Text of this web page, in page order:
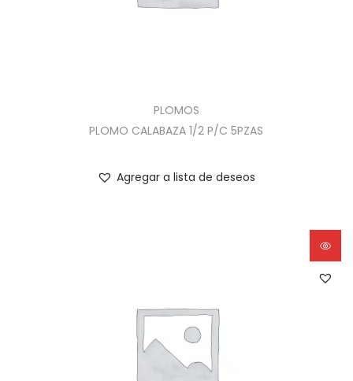
PLOMOS
PLOMO CALABAZA 1/2 P/C 5PZAS
Agregar a lista de deseos